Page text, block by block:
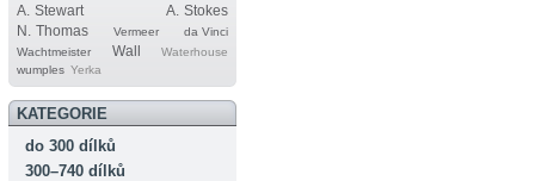
A. Stewart
A. Stokes
N. Thomas
Vermeer
da Vinci
Wachtmeister
Wall
Waterhouse
wumples Yerka
KATEGORIE
do 300 dílků
300–740 dílků